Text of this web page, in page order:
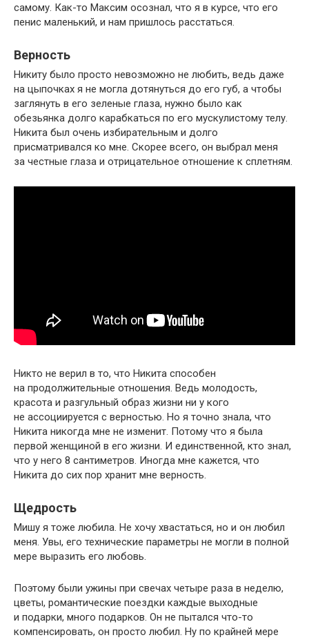
самому. Как-то Максим осознал, что я в курсе, что его
пенис маленький, и нам пришлось расстаться.
Верность
Никиту было просто невозможно не любить, ведь даже
на цыпочках я не могла дотянуться до его губ, а чтобы
заглянуть в его зеленые глаза, нужно было как
обезьянка долго карабкаться по его мускулистому телу.
Никита был очень избирательным и долго
присматривался ко мне. Скорее всего, он выбрал меня
за честные глаза и отрицательное отношение к сплетням.
Никто не верил в то, что Никита способен
на продолжительные отношения. Ведь молодость,
красота и разгульный образ жизни ни у кого
не ассоциируется с верностью. Но я точно знала, что
Никита никогда мне не изменит. Потому что я была
первой женщиной в его жизни. И единственной, кто знал,
что у него 8 сантиметров. Иногда мне кажется, что
Никита до сих пор хранит мне верность.
Щедрость
Мишу я тоже любила. Не хочу хвастаться, но и он любил
меня. Увы, его технические параметры не могли в полной
мере выразить его любовь.
Поэтому были ужины при свечах четыре раза в неделю,
цветы, романтические поездки каждые выходные
и подарки, много подарков. Он не пытался что-то
компенсировать, он просто любил. Ну по крайней мере